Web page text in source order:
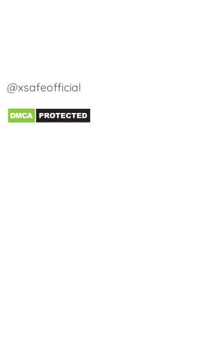
@xsafeofficial